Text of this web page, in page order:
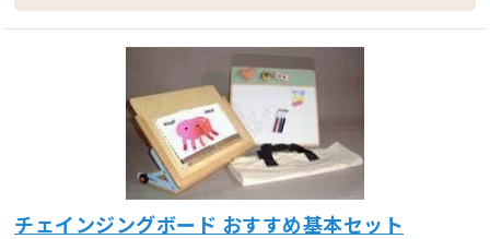
チェインジングボード おすすめ基本セット